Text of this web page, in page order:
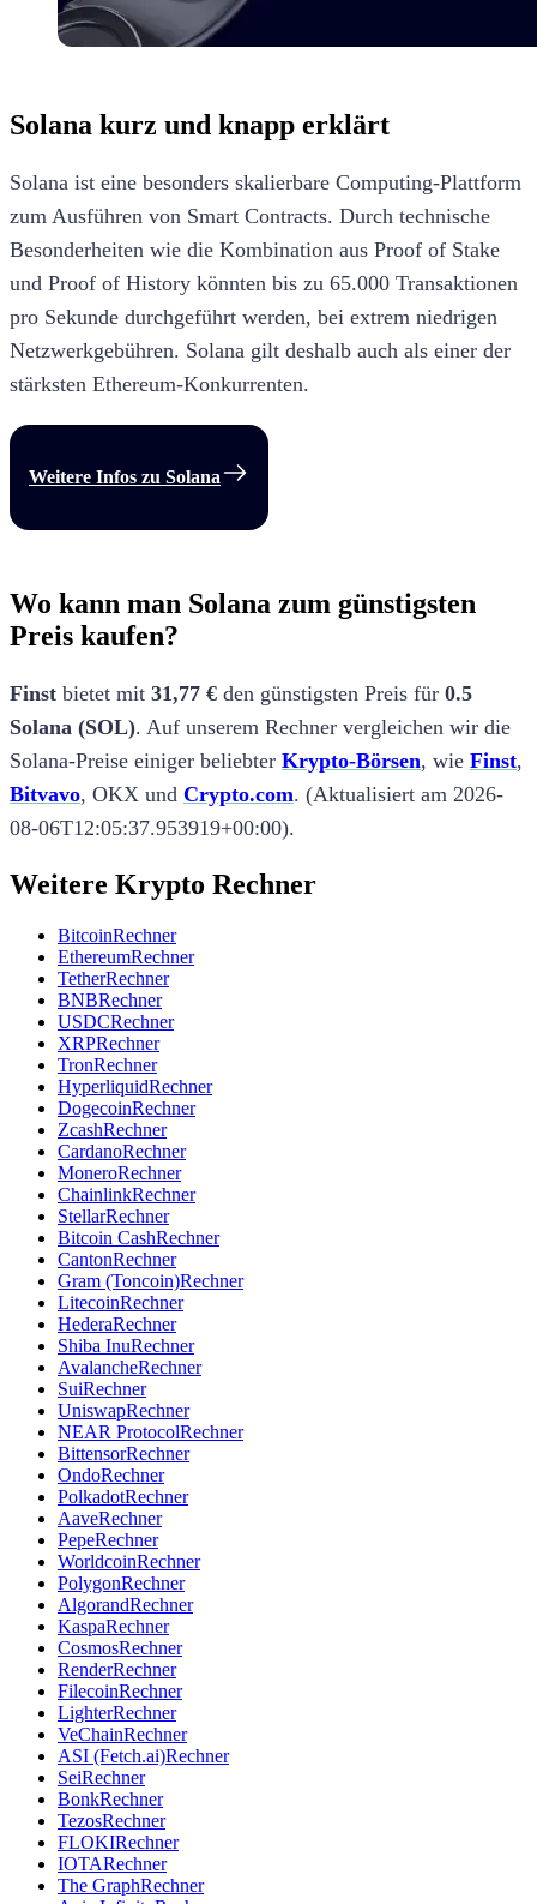
Solana kurz und knapp erklärt
Solana ist eine besonders skalierbare Computing-Plattform
zum Ausführen von Smart Contracts. Durch technische
Besonderheiten wie die Kombination aus Proof of Stake
und Proof of History könnten bis zu 65.000 Transaktionen
pro Sekunde durchgeführt werden, bei extrem niedrigen
Netzwerkgebühren. Solana gilt deshalb auch als einer der
stärksten Ethereum-Konkurrenten.
Weitere Infos zu Solana
Wo kann man Solana zum günstigsten
Preis kaufen?
Finst bietet mit 31,77 € den günstigsten Preis für 0.5
Solana (SOL). Auf unserem Rechner vergleichen wir die
Solana-Preise einiger beliebter Krypto-Börsen, wie Finst,
Bitvavo, OKX und Crypto.com. (Aktualisiert am 2026-
08-06T12:05:37.953919+00:00).
Weitere Krypto Rechner
BitcoinRechner
EthereumRechner
TetherRechner
BNBRechner
USDCRechner
XRPRechner
TronRechner
HyperliquidRechner
DogecoinRechner
ZcashRechner
CardanoRechner
MoneroRechner
ChainlinkRechner
StellarRechner
Bitcoin CashRechner
CantonRechner
Gram (Toncoin)Rechner
LitecoinRechner
HederaRechner
Shiba InuRechner
AvalancheRechner
SuiRechner
UniswapRechner
NEAR ProtocolRechner
BittensorRechner
OndoRechner
PolkadotRechner
AaveRechner
PepeRechner
WorldcoinRechner
PolygonRechner
AlgorandRechner
KaspaRechner
CosmosRechner
RenderRechner
FilecoinRechner
LighterRechner
VeChainRechner
ASI (Fetch.ai)Rechner
SeiRechner
BonkRechner
TezosRechner
FLOKIRechner
IOTARechner
The GraphRechner